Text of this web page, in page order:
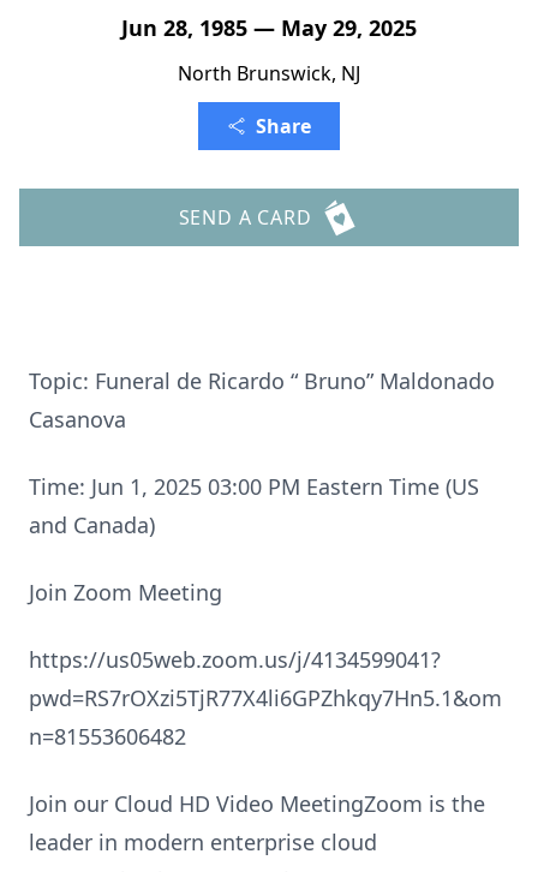
Jun 28, 1985 — May 29, 2025
North Brunswick, NJ
Share
SEND A CARD
Topic: Funeral de Ricardo “ Bruno” Maldonado
Casanova
Time: Jun 1, 2025 03:00 PM Eastern Time (US
and Canada)
Join Zoom Meeting
https://us05web.zoom.us/j/4134599041?
pwd=RS7rOXzi5TjR77X4li6GPZhkqy7Hn5.1&om
n=81553606482
Join our Cloud HD Video MeetingZoom is the
leader in modern enterprise cloud